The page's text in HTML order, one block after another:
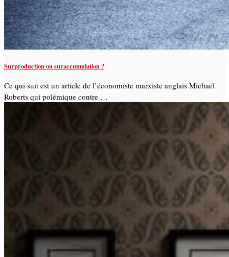
Surproduction ou suraccumulation ?
Ce qui suit est un article de l’économiste marxiste anglais Michael
Roberts qui polémique contre …